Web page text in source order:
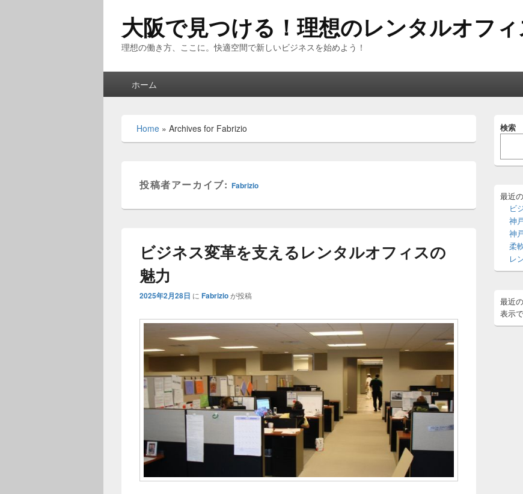
大阪で見つける！理想のレンタルオフ
理想の働き方、ここに。快適空間で新しいビジネスを始めよう！
ホーム
Home » Archives for Fabrizio
投稿者アーカイブ: Fabrizio
ビジネス変革を支えるレンタルオフィスの
魅力
2025年2月28日 に Fabrizioが投稿
イ
イ
ー
エ
検索
最近
ビ
神
神
柔
レ
最近
表示